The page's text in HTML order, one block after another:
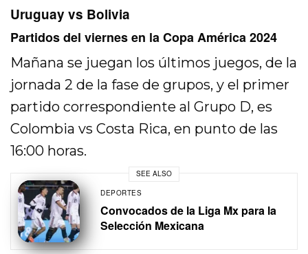
Uruguay vs Bolivia
Partidos del viernes en la Copa América 2024
Mañana se juegan los últimos juegos, de la
jornada 2 de la fase de grupos, y el primer
partido correspondiente al Grupo D, es
Colombia vs Costa Rica, en punto de las
16:00 horas.
SEE ALSO
DEPORTES
Convocados de la Liga Mx para la
Selección Mexicana